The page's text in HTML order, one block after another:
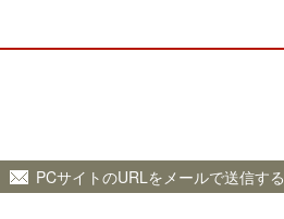
PCサイトのURLをメールで送信する